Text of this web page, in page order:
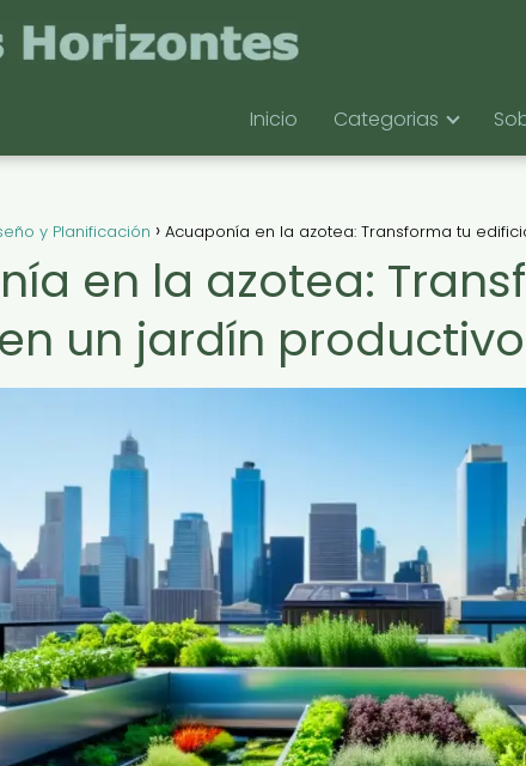
Inicio Categorias
y Planificación Acuaponía en la azotea: Transforma tu
en la azotea:
un jardín productivo